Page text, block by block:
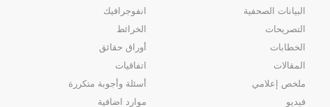
البيانات الصحفية
التصريحات
الخطابات
المقالات
ملخص إعلامي
فيديو
انفوجرافيك
الخرائط
أوراق حقائق
اتفاقيات
أسئلة وأجوبة متكررة
موارد اضافية